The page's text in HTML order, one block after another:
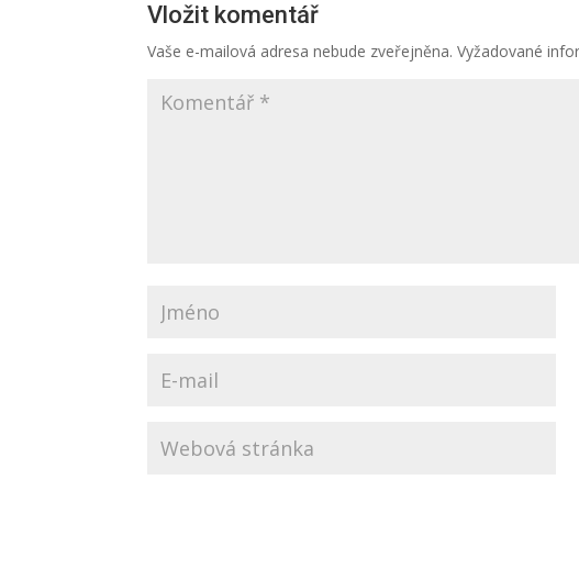
Vložit komentář
Vaše e-mailová adresa nebude zveřejněna. Vyžadované